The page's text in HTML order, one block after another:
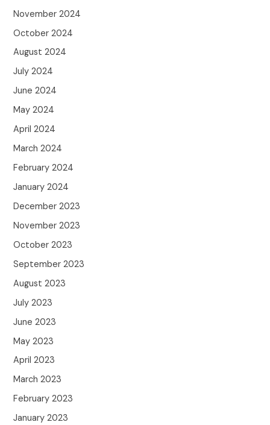
November 2024
October 2024
August 2024
July 2024
June 2024
May 2024
April 2024
March 2024
February 2024
January 2024
December 2023
November 2023
October 2023
September 2023
August 2023
July 2023
June 2023
May 2023
April 2023
March 2023
February 2023
January 2023